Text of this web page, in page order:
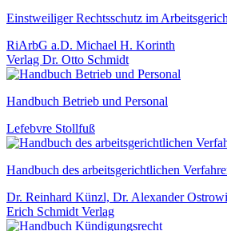
Einstweiliger Rechtsschutz im
RiArbG a.D. Michael H. Korinth
Verlag Dr. Otto Schmidt
Handbuch Betrieb und Personal
Lefebvre Stollfuß
Handbuch des arbeitsgerichtlichen
Dr. Reinhard Künzl, Dr. Alexander
Erich Schmidt Verlag